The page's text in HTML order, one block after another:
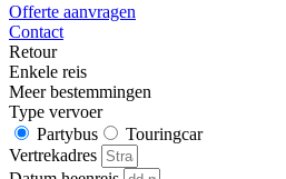
Offerte aanvragen
Contact
Retour
Enkele reis
Meer bestemmingen
Type vervoer
Partybus
Touringcar
Vertrekadres